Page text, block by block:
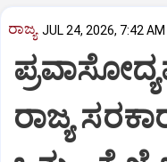
ರಾಜ್ಯ JUL 24, 2026, 7:42
ರಾಜ್ಯ